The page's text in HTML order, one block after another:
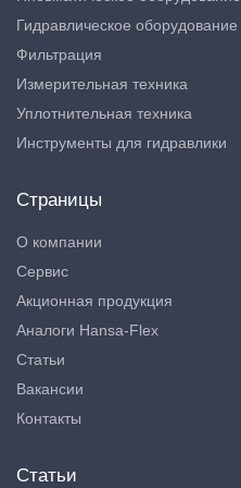
Гидравлическое оборудование
Фильтрация
Измерительная техника
Уплотнительная техника
Инструменты для гидравлики
Страницы
О компании
Сервис
Акционная продукция
Аналоги Hansa-Flex
Статьи
Вакансии
Контакты
Статьи